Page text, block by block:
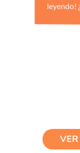
leyendo!